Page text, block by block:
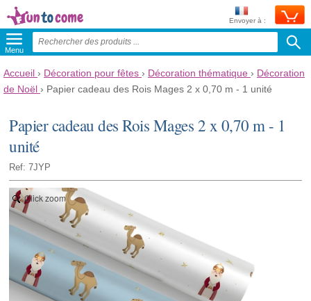
Envoyer à :
Menu
Accueil › Décoration pour fêtes › Décoration thématique › Décoration
de Noël › Papier cadeau des Rois Mages 2 x 0,70 m - 1 unité
Papier cadeau des Rois Mages 2 x 0,70 m - 1
unité
Ref: 7JYP
Click zoom